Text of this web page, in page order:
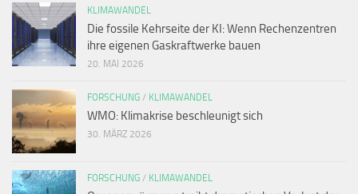
KLIMAWANDEL
Die fossile Kehrseite der KI: Wenn Rechenzentren
ihre eigenen Gaskraftwerke bauen
20. MAI 2026
FORSCHUNG / KLIMAWANDEL
WMO: Klimakrise beschleunigt sich
30. MÄRZ 2026
FORSCHUNG / KLIMAWANDEL